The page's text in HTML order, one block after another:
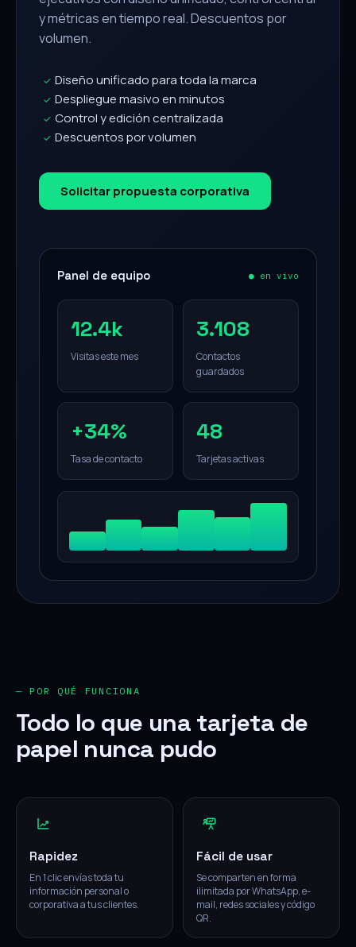
y métricas en tiempo real. Descuentos por
volumen.
✓ Diseño unificado para toda la marca
✓ Despliegue masivo en minutos
✓ Control y edición centralizada
✓ Descuentos por volumen
Solicitar propuesta corporativa
Panel de equipo ● en vivo
12.4k
Visitas este mes
3.108
Contactos
guardados
+34%
Tasa de contacto
48
Tarjetas activas
— POR QUÉ FUNCIONA
Todo lo que una tarjeta de
papel nunca pudo
Rapidez
En 1 clic envías toda tu
información personal o
corporativa a tus clientes.
Fácil de usar
Se comparten en forma
ilimitada por WhatsApp, e-
mail, redes sociales y código
QR.